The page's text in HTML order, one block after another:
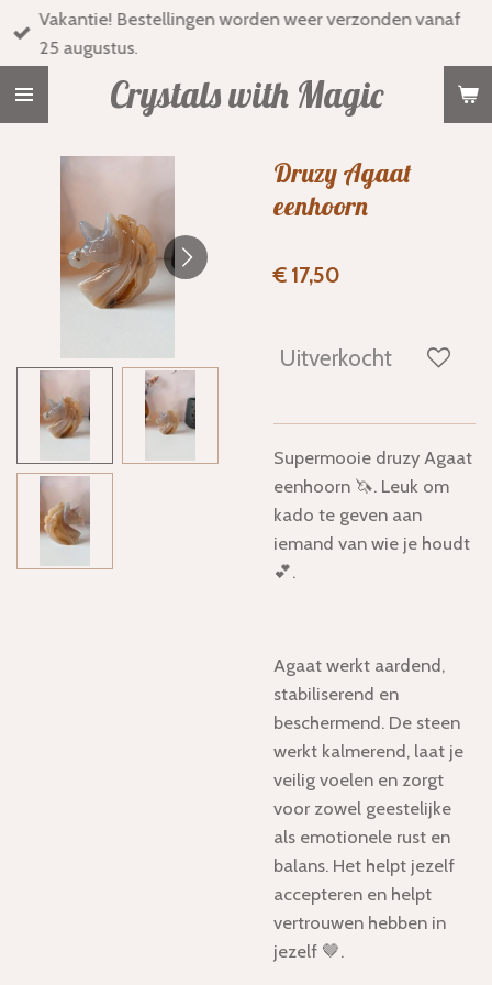
Ga
direct
Crystals with Magic
Vakantie! Bestellingen worden weer verzonden vanaf
25 augustus.
Druzy Agaat
eenhoorn
€ 17,50
Uitverkocht
Supermooie druzy Agaat
eenhoorn 🦄. Leuk om
kado te geven aan
iemand van wie je houdt
💕.
Agaat werkt aardend,
stabiliserend en
beschermend. De steen
werkt kalmerend, laat je
veilig voelen en zorgt
voor zowel geestelijke
als emotionele rust en
balans. Het helpt jezelf
accepteren en helpt
vertrouwen hebben in
jezelf 🤎.